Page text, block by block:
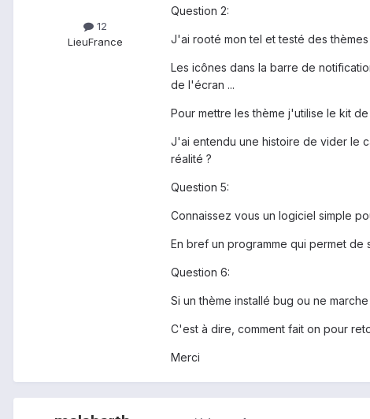
12
LieuFrance
Question 2:
J'ai rooté mon tel et testé des
Les icônes dans la barre de
de l'écran ...
Pour mettre les thème j'utilise le kit
J'ai entendu une histoire de vider le
réalité ?
Question 5:
Connaissez vous un logiciel simple
En bref un programme qui permet
Question 6:
Si un thème installé bug ou ne
C'est à dire, comment fait on pour
Merci